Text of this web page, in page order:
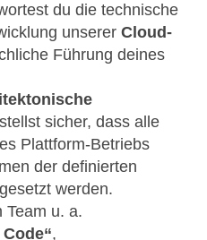
du die technische
unserer Cloud-
Führung deines
sicher, dass alle
Plattform-Betriebs
der definierten
werden.
Team u. a.
,